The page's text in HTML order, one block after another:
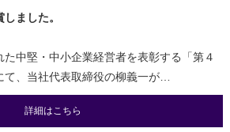
ました。
中堅・中小企業経営者を表彰する「第４
て、当社代表取締役の柳義一が…
詳細はこちら